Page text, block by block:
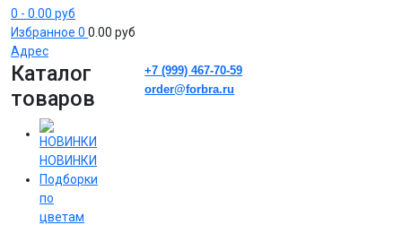
0 - 0.00 руб
Избранное 0 0.00 руб
Адрес
Каталог
товаров
НОВИНКИ
Подборки
по
цветам
+7 (999) 467-70-59
order@forbra.ru